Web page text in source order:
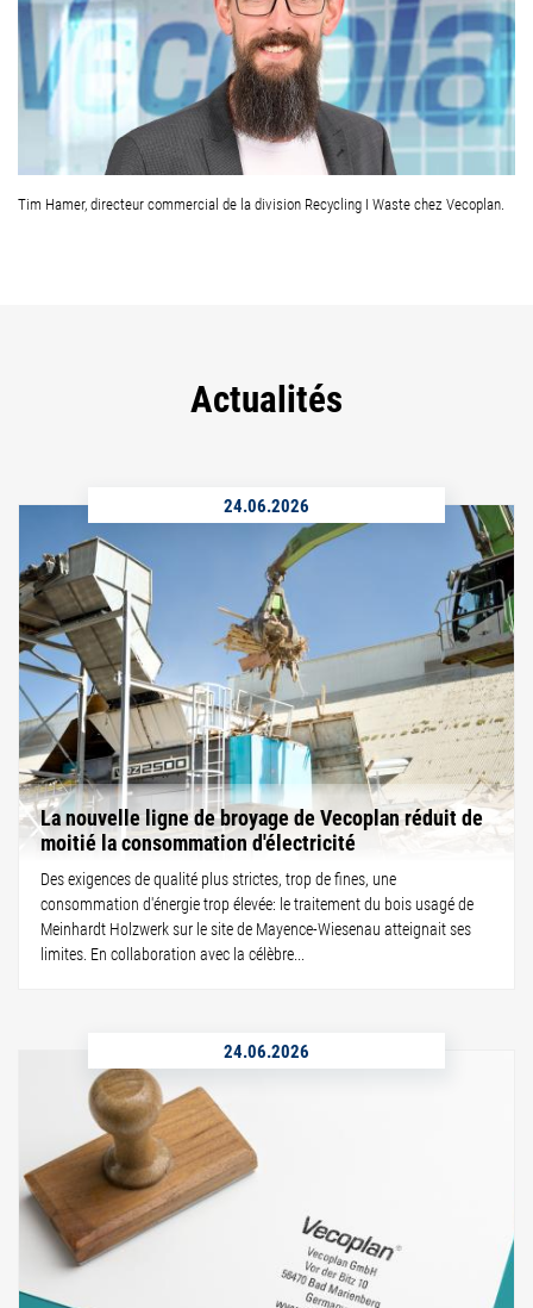
Tim Hamer, directeur commercial de la division Recycling I Waste chez Vecoplan.
Actualités
24.06.2026
La nouvelle ligne de broyage de Vecoplan réduit de
moitié la consommation d'électricité
Des exigences de qualité plus strictes, trop de fines, une
consommation d'énergie trop élevée: le traitement du bois usagé de
Meinhardt Holzwerk sur le site de Mayence-Wiesenau atteignait ses
limites. En collaboration avec la célèbre...
24.06.2026